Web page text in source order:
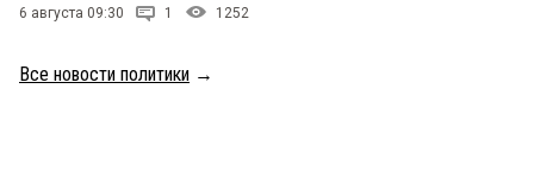
6 августа 09:30 1 1252
Все новости политики →